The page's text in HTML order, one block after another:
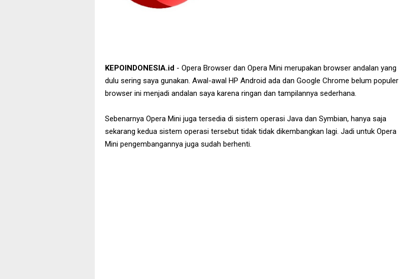
KEPOINDONESIA.id - Opera Browser dan Opera Mini merupakan browser andalan yang
dulu sering saya gunakan. Awal-awal HP Android ada dan Google Chrome belum populer
browser ini menjadi andalan saya karena ringan dan tampilannya sederhana.
Sebenarnya Opera Mini juga tersedia di sistem operasi Java dan Symbian, hanya saja
sekarang kedua sistem operasi tersebut tidak tidak dikembangkan lagi. Jadi untuk Opera
Mini pengembangannya juga sudah berhenti.